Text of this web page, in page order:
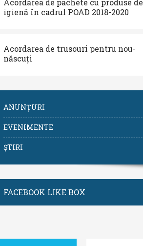
Acordarea de pachete cu produse de
igienă în cadrul POAD 2018-2020
Acordarea de trusouri pentru nou-
născuți
ANUNȚURI
EVENIMENTE
ȘTIRI
FACEBOOK LIKE BOX